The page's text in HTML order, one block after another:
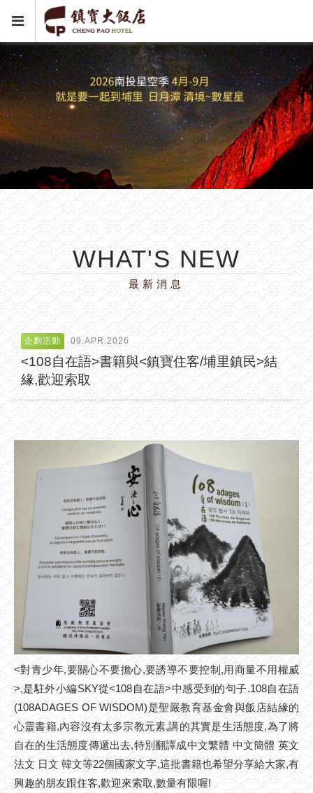
WHAT'S NEW
最新消息
企劃活動 09.APR.2026
<108自在語>書籍與<鎮寶住客/埔里鎮民>結
緣,歡迎索取
<對青少年,要關心不要擔心,要誘導不要控制,用商量不用權威
>,是駐外小編SKY從<108自在語>中感受到的句子.108自在語
(108ADAGES OF WISDOM)是聖嚴教育基金會與飯店結緣的
心靈書籍,內容沒有太多宗教元素,講的其實是生活態度,為了將
自在的生活態度傳遞出去,特別翻譯成中文繁體 中文簡體 英文
法文 日文 韓文等22個國家文字,這批書籍也希望分享給大家,有
興趣的朋友跟住客,歡迎來索取,數量有限喔!